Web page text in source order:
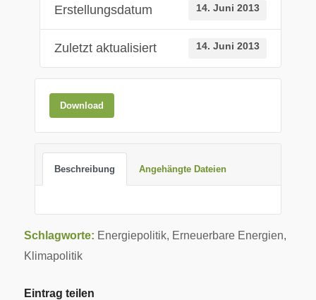
Erstellungsdatum 14. Juni 2013
Zuletzt aktualisiert 14. Juni 2013
Download
Beschreibung Angehängte Dateien
Schlagworte: Energiepolitik, Erneuerbare Energien,
Klimapolitik
Eintrag teilen